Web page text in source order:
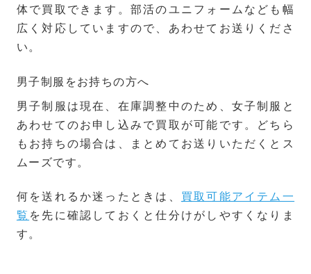
体で買取できます。部活のユニフォームなども幅
広く対応していますので、あわせてお送りくださ
い。
男子制服をお持ちの方へ
男子制服は現在、在庫調整中のため、女子制服と
あわせてのお申し込みで買取が可能です。どちら
もお持ちの場合は、まとめてお送りいただくとス
ムーズです。
何を送れるか迷ったときは、 買取可能アイテム一
覧 を先に確認しておくと仕分けがしやすくなりま
す。